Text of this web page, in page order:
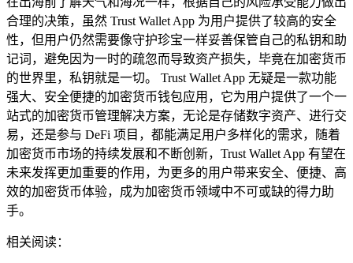
合理的决策，虽然 Trust Wallet App 为用户提供了较高的安全
性，但用户仍然需要像守护珍宝一样妥善保管自己的私钥和助
记词，避免因为一时的疏忽而导致资产损失，毕竟在加密货币
的世界里，私钥就是一切。 Trust Wallet App 无疑是一款功能
强大、安全便捷的加密货币钱包应用，它为用户提供了一个一
站式的加密货币管理解决方案，无论是存储数字资产、进行交
易，还是参与 DeFi 项目，都能满足用户多样化的需求，随着
加密货币市场的持续发展和不断创新，Trust Wallet App 有望在
未来发挥更加重要的作用，为更多的用户带来安全、便捷、高
效的加密货币体验，成为加密货币领域中不可或缺的得力助
手。
相关阅读：